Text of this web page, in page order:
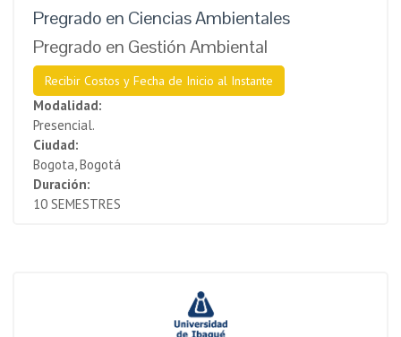
Pregrado en Ciencias Ambientales
Pregrado en Gestión Ambiental
Recibir Costos y Fecha de Inicio al Instante
Modalidad:
Presencial.
Ciudad:
Bogota, Bogotá
Duración:
10 SEMESTRES